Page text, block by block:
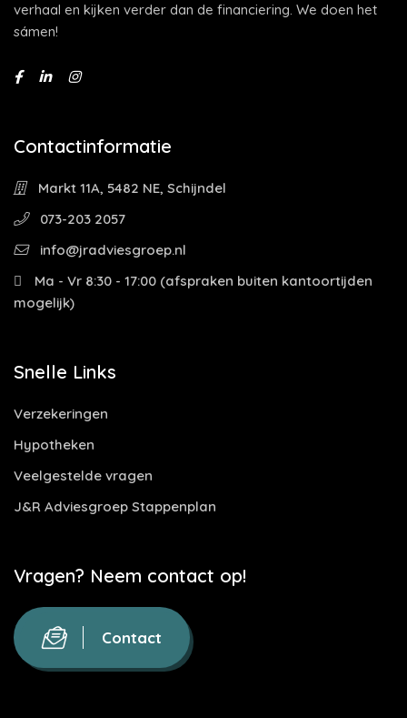
verhaal en kijken verder dan de financiering. We doen het
sámen!
Contactinformatie
Markt 11A, 5482 NE, Schijndel
073-203 2057
info@jradviesgroep.nl
Ma - Vr 8:30 - 17:00 (afspraken buiten kantoortijden
mogelijk)
Snelle Links
Verzekeringen
Hypotheken
Veelgestelde vragen
J&R Adviesgroep Stappenplan
Vragen? Neem contact op!
Contact